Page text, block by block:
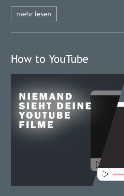
mehr lesen
How to YouTube